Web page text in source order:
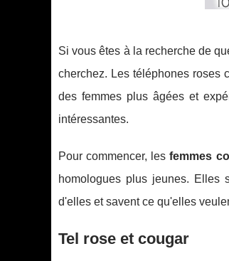
Si vous êtes à la recherche de
cherchez. Les téléphones roses
des femmes plus âgées et
intéressantes.
Pour commencer, lesfemmes
homologues plus jeunes. Elles
d'elles et savent ce qu'elles
Tel rose et cougar